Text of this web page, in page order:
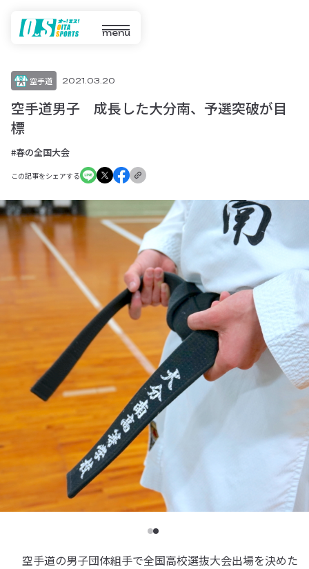
menu
空手道 2021.03.20
空手道男子 成長した大分南、予選突破が目
標
#春の全国大会
この記事をシェアする
空手道の男子団体組手で全国高校選抜大会出場を決めた